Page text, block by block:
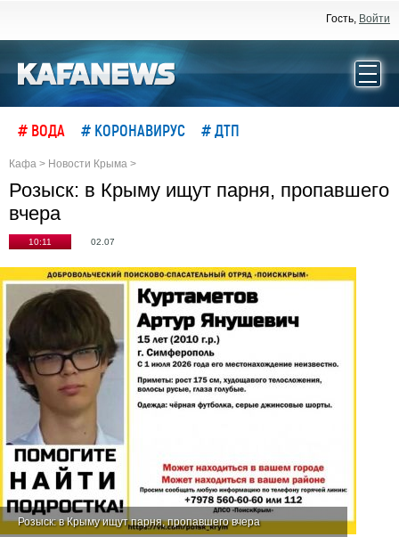
Гость, Войти
# ВОДА # КОРОНАВИРУС # ДТП
Кафа > Новости Крыма >
Розыск: в Крыму ищут парня, пропавшего
вчера
10:11 02.07
Розыск: в Крыму ищут парня, пропавшего вчера